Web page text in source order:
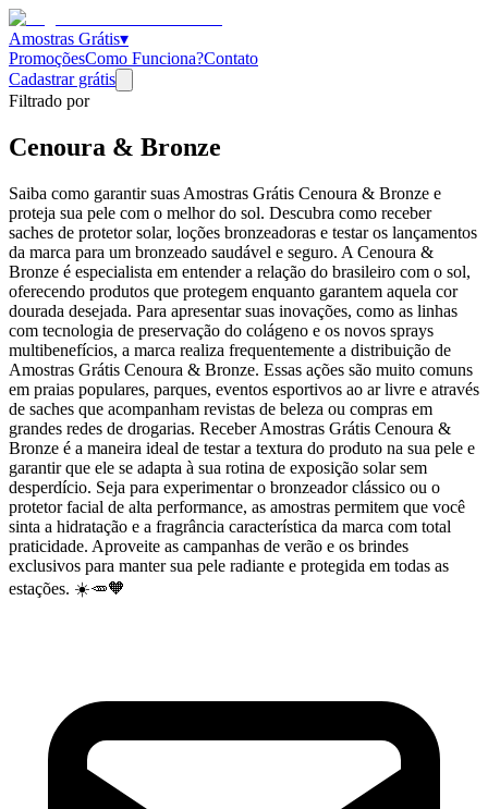
Amostras Grátis▾
PromoçõesComo Funciona?Contato
Cadastrar grátis
Filtrado por
Cenoura & Bronze
Saiba como garantir suas Amostras Grátis Cenoura & Bronze e
proteja sua pele com o melhor do sol. Descubra como receber
saches de protetor solar, loções bronzeadoras e testar os lançamentos
da marca para um bronzeado saudável e seguro. A Cenoura &
Bronze é especialista em entender a relação do brasileiro com o sol,
oferecendo produtos que protegem enquanto garantem aquela cor
dourada desejada. Para apresentar suas inovações, como as linhas
com tecnologia de preservação do colágeno e os novos sprays
multibenefícios, a marca realiza frequentemente a distribuição de
Amostras Grátis Cenoura & Bronze. Essas ações são muito comuns
em praias populares, parques, eventos esportivos ao ar livre e através
de saches que acompanham revistas de beleza ou compras em
grandes redes de drogarias. Receber Amostras Grátis Cenoura &
Bronze é a maneira ideal de testar a textura do produto na sua pele e
garantir que ele se adapta à sua rotina de exposição solar sem
desperdício. Seja para experimentar o bronzeador clássico ou o
protetor facial de alta performance, as amostras permitem que você
sinta a hidratação e a fragrância característica da marca com total
praticidade. Aproveite as campanhas de verão e os brindes
exclusivos para manter sua pele radiante e protegida em todas as
estações. ☀️🥕🧡